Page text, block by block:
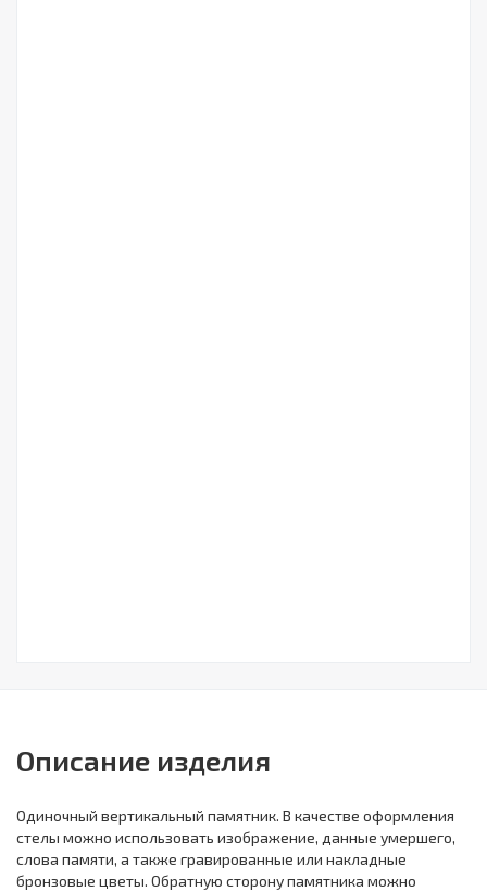
Описание изделия
Одиночный вертикальный памятник. В качестве оформления
стелы можно использовать изображение, данные умершего,
слова памяти, а также гравированные или накладные
бронзовые цветы. Обратную сторону памятника можно